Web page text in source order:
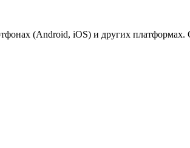
(Android, iOS) и других платформах.